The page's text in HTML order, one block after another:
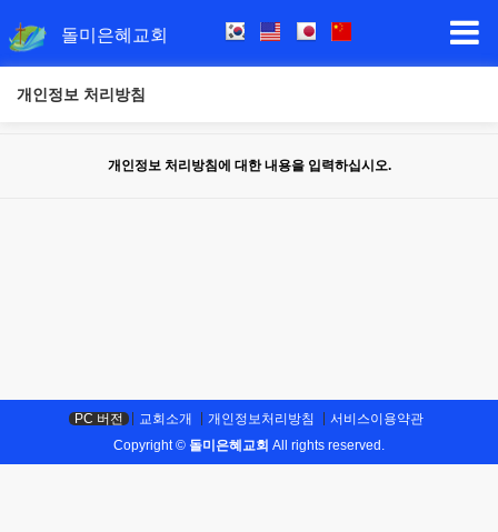
돌미은혜교회
개인정보 처리방침
개인정보 처리방침에 대한 내용을 입력하십시오.
PC 버전 교회소개 개인정보처리방침
서비스이용약관
Copyright © 돌미은혜교회 All rights reserved.